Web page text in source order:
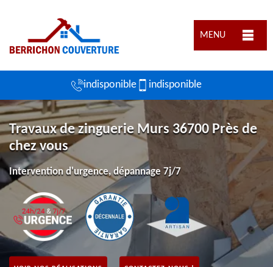
MENU
indisponible indisponible
Travaux de zinguerie Murs 36700 Près de
chez vous
Intervention d'urgence, dépannage 7j/7